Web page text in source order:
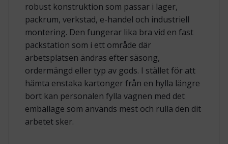
robust konstruktion som passar i lager,
packrum, verkstad, e-handel och industriell
montering. Den fungerar lika bra vid en fast
packstation som i ett område där
arbetsplatsen ändras efter säsong,
ordermängd eller typ av gods. I stället för att
hämta enstaka kartonger från en hylla längre
bort kan personalen fylla vagnen med det
emballage som används mest och rulla den dit
arbetet sker.